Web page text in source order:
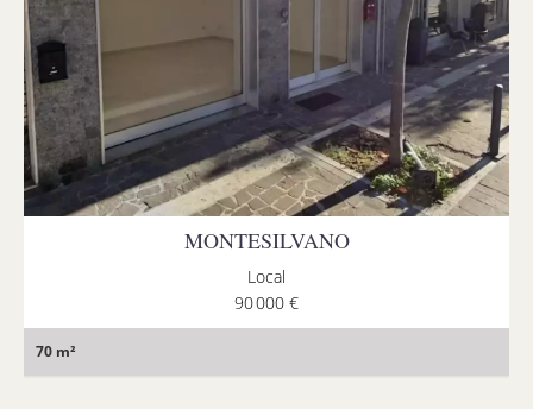
MONTESILVANO
Local
90 000 €
70 m²